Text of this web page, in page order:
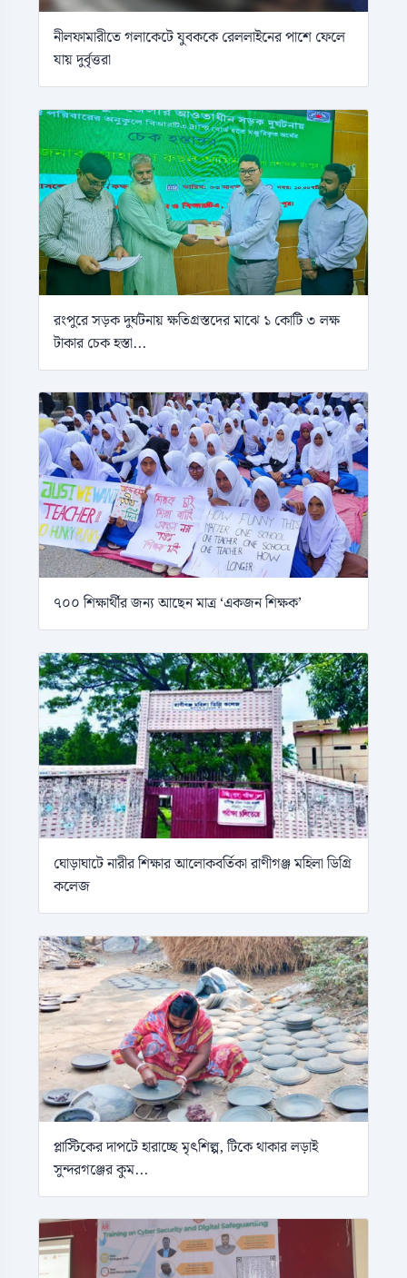
নীলফামারীতে গলাকেটে যুবককে রেললাইনের পাশে ফেলে
যায় দুর্বৃত্তরা
রংপুরে সড়ক দুর্ঘটনায় ক্ষতিগ্রস্তদের মাঝে ১ কোটি ৩ লক্ষ
টাকার চেক হস্তা...
৭০০ শিক্ষার্থীর জন্য আছেন মাত্র ‘একজন শিক্ষক’
ঘোড়াঘাটে নারীর শিক্ষার আলোকবর্তিকা রাণীগঞ্জ মহিলা ডিগ্রি
কলেজ
প্লাস্টিকের দাপটে হারাচ্ছে মৃৎশিল্প, টিকে থাকার লড়াই
সুন্দরগঞ্জের কুম...